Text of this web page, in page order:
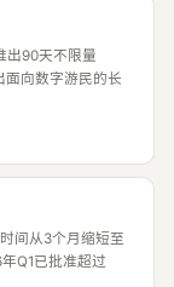
出90天不限量
向数字游民的长
间从3个月缩短至
Q1已批准超过